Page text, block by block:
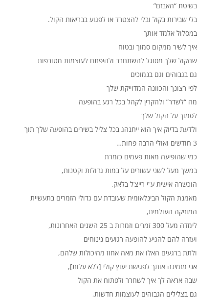
בשיטת “האבזם”
בלי שבירות בקול ובלי להצטרד או לפגוע בבריאות הקול.
במסלול אלמד אותך
איך לשיר ממקום סמוך ובטוח
שהקול שלך מסוגל להשתחרר ולהיפתח לעוצמות מטורפות
גם בגבוהים וגם בנמוכים
לפי רצונך והכוונה המדוייקת שלך
מה “לשדר” ולהקרין לקהל בכל רגע בהופעה
לסמוך על הקול שלך
ולדעת בדיוק איך הוא ייתנהג בכל צליל בשירים בהופעה שלך תוך
3 חודשים ואולי הרבה פחות…
כמי שהופיעה מאות פעמים כזמרת
במשך מעל לשני עשורים על במות גדולות וקטנות,
הוכשרה אישית ע”י רייצ’ל בלאק,
מאמנת הקול הבינלאומית שעובדת עם גדולי הזמרים בתעשיית
המוזיקה העולמית,
לימדה מעל 300 זמרים וזמרות ב 25 השנים האחרונות,
ועזרה להם להגיע להופעה רגועים נינוחים
ולתת ברגעים האלו את מאה אחוז מהיכולות שלהם,
אני מזמינה אותך לפגישת יעוץ קולי [ללא עלות],
שבה אראה לך איך לשחרר ולפתוח את הקול
גם בצלילים הגבוהים לעוצמות חדשות,